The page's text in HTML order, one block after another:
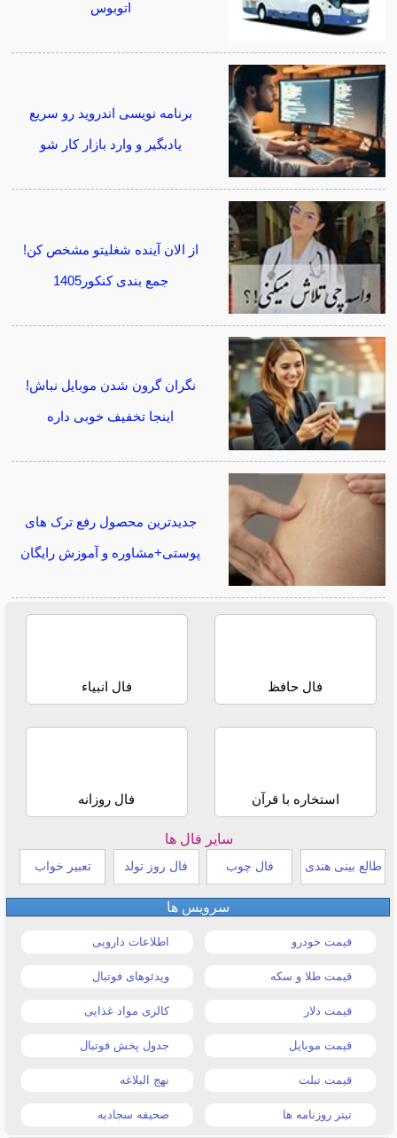
اتوبوس
برنامه نویسی اندروید رو سریع
یادبگیر و وارد بازار کار شو
از الان آینده شغلیتو مشخص کن!
جمع بندی کنکور1405
نگران گرون شدن موبایل نباش!
اینجا تخفیف خوبی داره
جدیدترین محصول رفع ترک های
پوستی+مشاوره و آموزش رایگان
فال حافظ فال انبیاء
استخاره با قرآن فال روزانه
سایر فال ها
طالع بینی هندی فال چوب فال روز تولد تعبیر خواب
سرویس ها
قیمت خودرو اطلاعات دارویی
قیمت طلا و سکه ویدئوهای فوتبال
قیمت دلار کالری مواد غذایی
قیمت موبایل جدول پخش فوتبال
قیمت تبلت نهج البلاغه
تیتر روزنامه ها صحیفه سجادیه